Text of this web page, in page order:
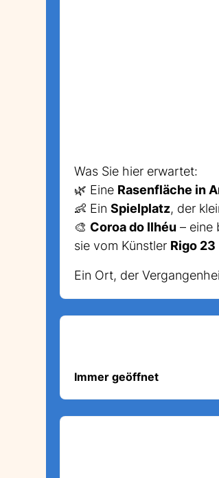
Was Sie hier erwartet:
🌿 Eine Rasenfläche in
👶 EinSpielplatz, der
🎨 Coroa do Ilhéu – eine
sie vom Künstler Rigo 23
Ein Ort, der
Immer geöffnet